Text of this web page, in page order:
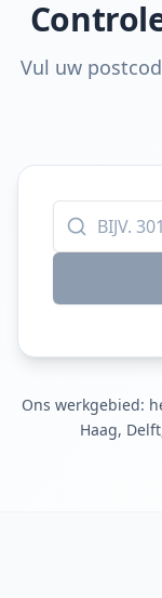
Vul uw
Ons werkgebied:
Haag,